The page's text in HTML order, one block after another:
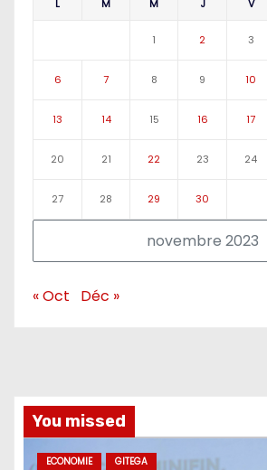
novembre 2023
L M M J V
1 2 3
6 7 8 9 10
13 14 15 16 17
20 21 22 23 24
27 28 29 30
« Oct Déc »
You missed
ECONOMIE GITEGA